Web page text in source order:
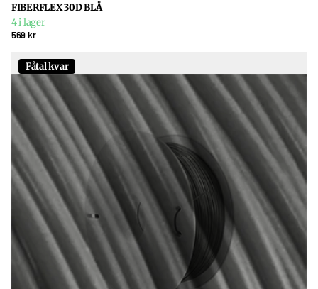
FIBERFLEX 30D BLÅ
4 i lager
569 kr
Fåtal kvar